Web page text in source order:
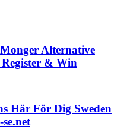
Alternative
& Win
Här För Dig Sweden